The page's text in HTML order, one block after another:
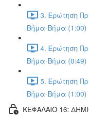
3. Ερώτηση
Βήμα-Βήμα (1:00)
4. Ερώτηση
Βήμα-Βήμα (0:49)
5. Ερώτηση
Βήμα-Βήμα (1:00)
ΚΕΦΑΛΑΙΟ 16: